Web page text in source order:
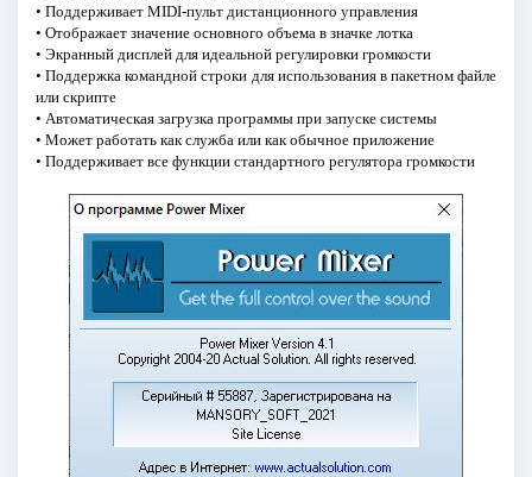
• Поддерживает MIDI-пульт дистанционного управления
• Отображает значение основного объема в значке лотка
• Экранный дисплей для идеальной регулировки громкости
• Поддержка командной строки для использования в пакетном файле
или скрипте
• Автоматическая загрузка программы при запуске системы
• Может работать как служба или как обычное приложение
• Поддерживает все функции стандартного регулятора громкости